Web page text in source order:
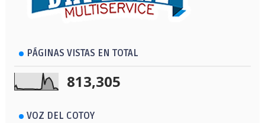
PÁGINAS VISTAS EN TOTAL
813,305
VOZ DEL COTOY